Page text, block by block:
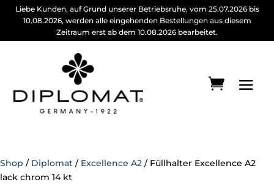
Liebe Kunden, auf Grund unserer Betriebsruhe, vom 25.07.2026 bis
10.08.2026, werden alle eingehenden Bestellungen aus diesem
Zeitraum erst ab dem 10.08.2026 bearbeitet.
Shop / Diplomat / Excellence A2 / Füllhalter Excellence A2
lack chrom 14 kt